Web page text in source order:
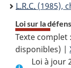
L.R.C. (1985),
Loi sur la
Texte complet :
disponibles) |
Loi à jour